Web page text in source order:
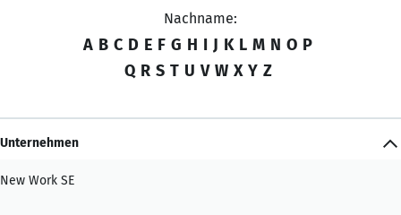
Nachname:
A B C D E F G H I J K L M N O P
Q R S T U V W X Y Z
Unternehmen
New Work SE